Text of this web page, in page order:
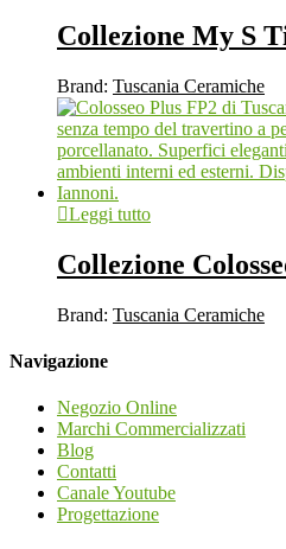
Collezione My S
Brand: Tuscania Ceramiche
Leggi tutto
Collezione
Brand: Tuscania Ceramiche
Navigazione
Negozio Online
Marchi Commercializzati
Blog
Contatti
Canale Youtube
Progettazione